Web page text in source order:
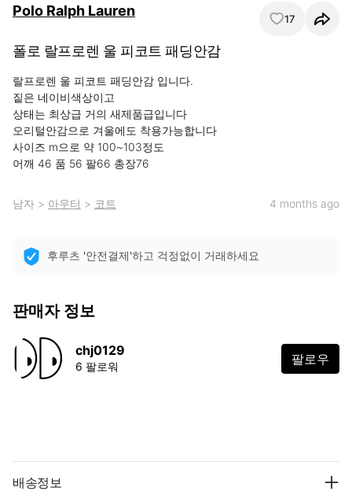
Polo Ralph Lauren 17
폴로 랄프로렌 울 피코트 패딩안감
랄프로렌 울 피코트 패딩안감 입니다.
짙은 네이비색상이고
상태는 최상급 거의 새제품급입니다
오리털안감으로 겨울에도 착용가능합니다
사이즈 m으로 약 100~103정도
어깨 46 품 56 팔66 총장76
남자 > 아우터 > 코트 4 months ago
후루츠 '안전결제'하고 걱정없이 거래하세요
판매자 정보
chj0129
6 팔로워 팔로우
배송정보